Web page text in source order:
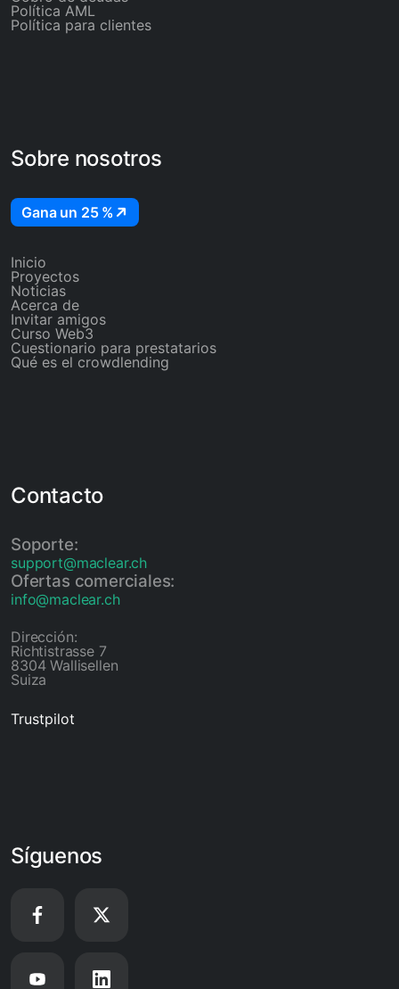
Política AML
Política para clientes
Sobre nosotros
Gana un 25 %
Inicio
Proyectos
Noticias
Acerca de
Invitar amigos
Curso Web3
Cuestionario para prestatarios
Qué es el crowdlending
Contacto
Soporte:
support@maclear.ch
Ofertas comerciales:
info@maclear.ch
Dirección:
Richtistrasse 7
8304 Wallisellen
Suiza
Trustpilot
Síguenos